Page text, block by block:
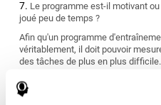
Le programme est-il motivant
joué peu de temps ?
Afin qu'un programme
véritablement, il doit pouvoir
des tâches de plus en plus